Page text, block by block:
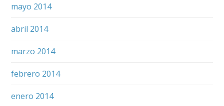
mayo 2014
abril 2014
marzo 2014
febrero 2014
enero 2014